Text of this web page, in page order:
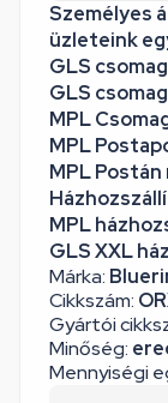
Márka:
Cikkszám:
Gyártói
Minőség:
Mennyiségi
Személyes
üzleteink
GLS
GLS
MPL
MPL
MPL Postán
MPL
GLS XXL